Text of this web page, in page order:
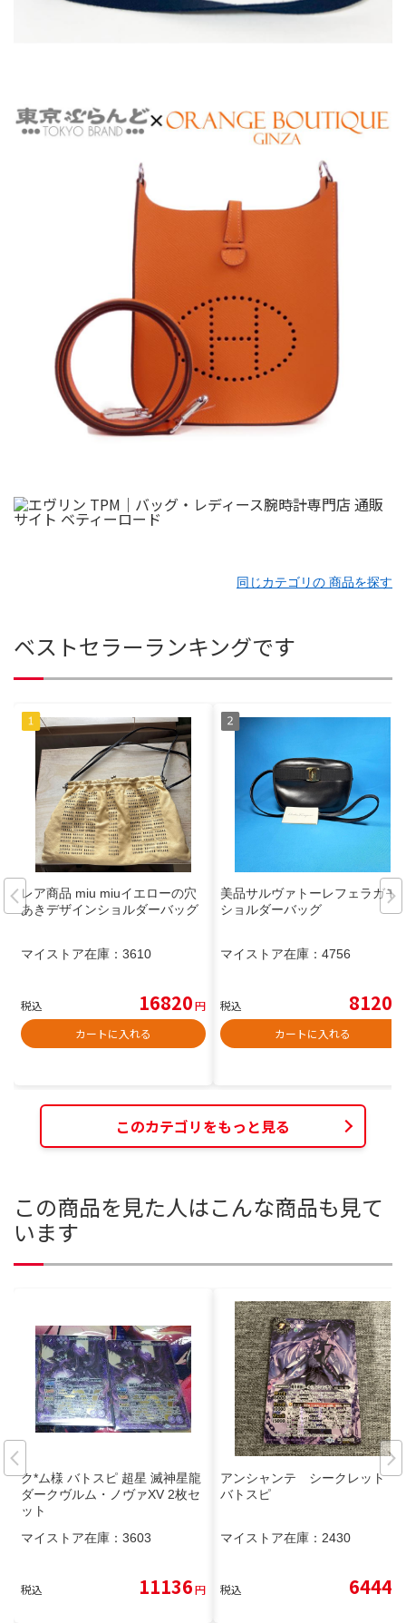
同じカテゴリの 商品を探す
ベストセラーランキングです
レア商品 miu miuイエローの穴
あきデザインショルダーバッグ
マイストア在庫： 3610
税込 16820円
カートに入れる
美品サルヴァトーレフェラガモ
ショルダーバッグ
マイストア在庫： 4756
税込 8120
カートに入れる
このカテゴリをもっと見る
この商品を見た人はこんな商品も見て
います
ク*ム様 バトスピ 超星 滅神星龍
ダークヴルム・ノヴァXV 2枚セ
ット
マイストア在庫： 3603
税込 11136円
アンシャンテ シークレット
バトスピ
マイストア在庫： 2430
税込 6444